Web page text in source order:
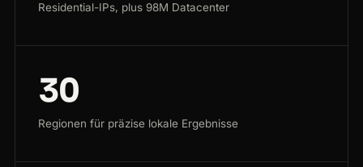
Residential-IPs, plus 98M Datacenter
30
Regionen für präzise lokale Ergebnisse